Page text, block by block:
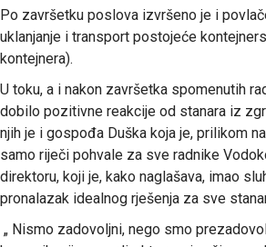
Po završetku poslova izvršeno je i
uklanjanje i transport postojeće
kontejnera).
U toku, a i nakon završetka spomenutih
dobilo pozitivne reakcije od stanara iz
njih je i gospođa Duška koja je, prilikom
samo riječi pohvale za sve radnike
direktoru, koji je, kako naglašava, imao
pronalazak idealnog rješenja za sve
„ Nismo zadovoljni, nego smo